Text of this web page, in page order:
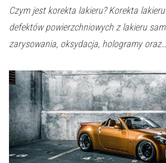
Czym jest korekta lakieru? Korekta
defektów powierzchniowych z lakieru
zarysowania, oksydacja, hologramy oraz…